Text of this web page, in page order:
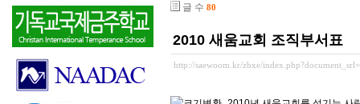
글 수 80
2010 새움교회 조직부서표
http://saewoom.kr/zbxe/